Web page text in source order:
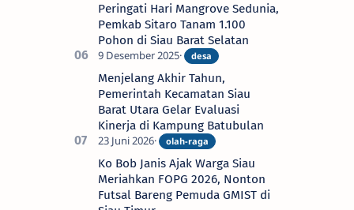
Peringati Hari Mangrove Sedunia,
Pemkab Sitaro Tanam 1.100
Pohon di Siau Barat Selatan
Menjelang Akhir Tahun,
Pemerintah Kecamatan Siau
Barat Utara Gelar Evaluasi
Kinerja di Kampung Batubulan
Ko Bob Janis Ajak Warga Siau
Meriahkan FOPG 2026, Nonton
Futsal Bareng Pemuda GMIST di